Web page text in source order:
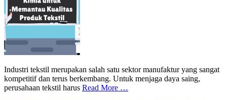
Industri tekstil merupakan salah satu sektor manufaktur yang sangat
kompetitif dan terus berkembang. Untuk menjaga daya saing,
perusahaan tekstil harus Read More …